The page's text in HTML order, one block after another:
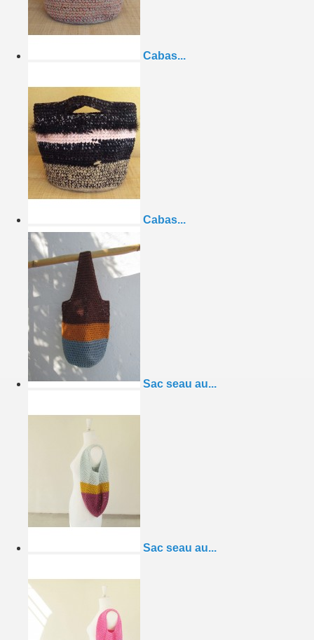
Cabas...
Cabas...
Sac seau au...
Sac seau au...